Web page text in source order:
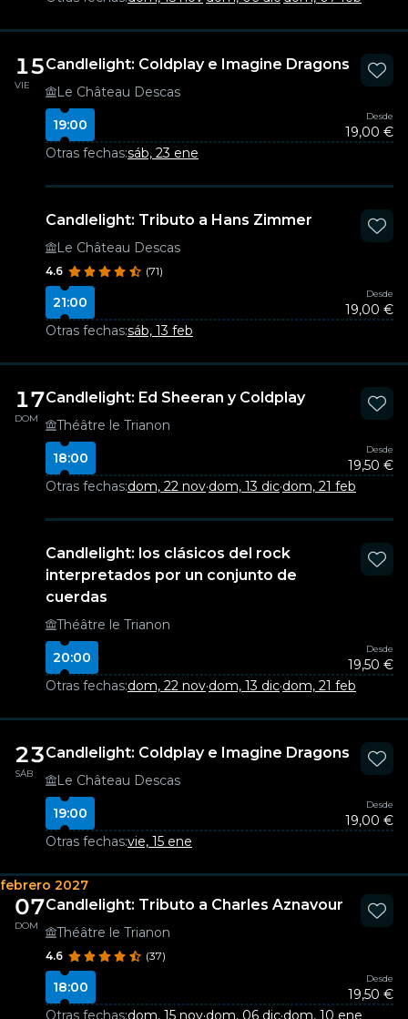
15
VIE
Candlelight: Coldplay e Imagine Dragons
Le Château Descas
19:00
Desde
19,00 €
Otras fechas:sáb, 23 ene
Candlelight: Tributo a Hans Zimmer
Le Château Descas
4.6 (71)
21:00
Desde
19,00 €
Otras fechas:sáb, 13 feb
17
DOM
Candlelight: Ed Sheeran y Coldplay
Théâtre le Trianon
18:00
Desde
19,50 €
Otras fechas:dom, 22 nov·dom, 13 dic·dom, 21 feb
Candlelight: los clásicos del rock
interpretados por un conjunto de
cuerdas
Théâtre le Trianon
20:00
Desde
19,50 €
Otras fechas:dom, 22 nov·dom, 13 dic·dom, 21 feb
23
SÁB
Candlelight: Coldplay e Imagine Dragons
Le Château Descas
19:00
Desde
19,00 €
Otras fechas:vie, 15 ene
febrero 2027
07
DOM
Candlelight: Tributo a Charles Aznavour
Théâtre le Trianon
4.6 (37)
18:00
Desde
19,50 €
Otras fechas:dom, 15 nov·dom, 06 dic·dom, 10 ene